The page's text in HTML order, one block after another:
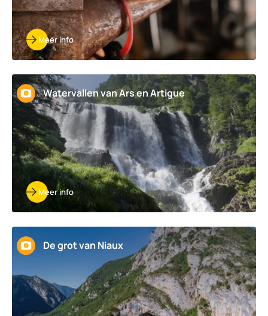
Meer info
Watervallen van Ars en Artigue
Meer info
De grot van Niaux